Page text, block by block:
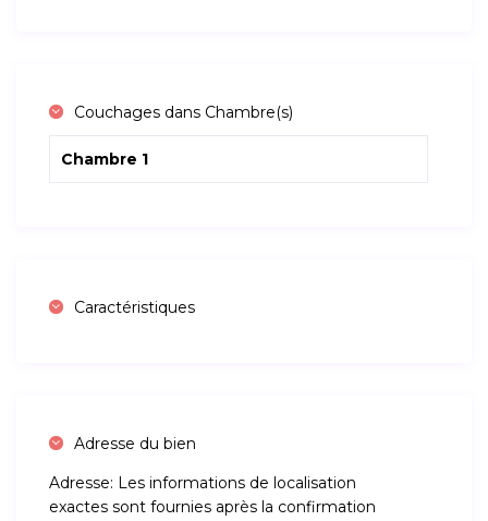
Couchages dans Chambre(s)
Chambre 1
Caractéristiques
Adresse du bien
Adresse: Les informations de localisation
exactes sont fournies après la confirmation